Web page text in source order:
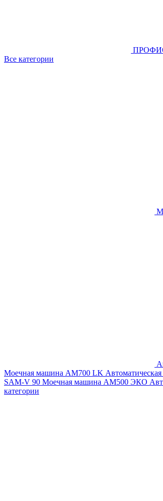
Все категории
Моечная машина AM700 LK
SAM-V 90 Моечная машина АМ500 ЭКО
категории